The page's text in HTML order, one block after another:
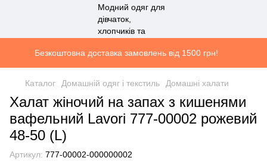
Безкоштовна доставка замовлень від 1500 грн!
Каталог Домашній одяг і текстиль Домашні халати
Халат жіночий на запах з кишенями
вафельний Lavori 777-00002 рожевий
48-50 (L)
Артикул: 777-00002-000000002